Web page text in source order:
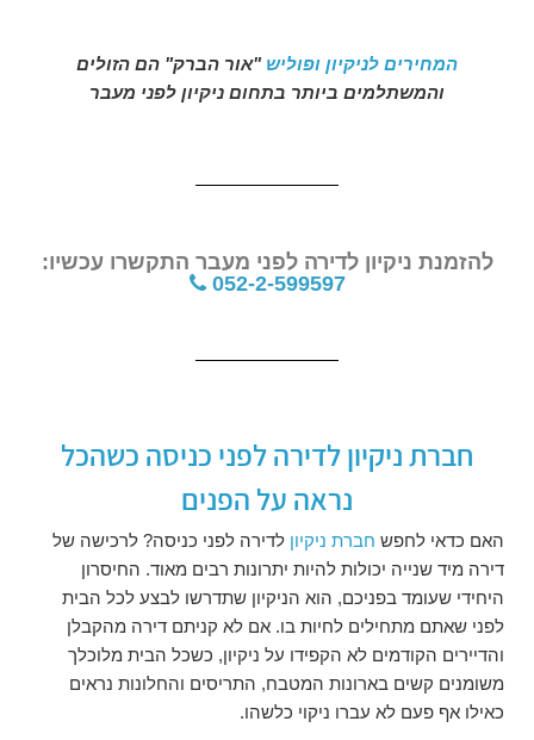
המחירים לניקיון ופוליש "אור הברק" הם הזולים
והמשתלמים ביותר בתחום ניקיון לפני מעבר
להזמנת ניקיון לדירה לפני מעבר התקשרו עכשיו:
052-2-599597
חברת ניקיון לדירה לפני כניסה כשהכל
נראה על הפנים
האם כדאי לחפש חברת ניקיון לדירה לפני כניסה? לרכישה של
דירה מיד שנייה יכולות להיות יתרונות רבים מאוד. החיסרון
היחידי שעומד בפניכם, הוא הניקיון שתדרשו לבצע לכל הבית
לפני שאתם מתחילים לחיות בו. אם לא קניתם דירה מהקבלן
והדיירים הקודמים לא הקפידו על ניקיון, כשכל הבית מלוכלך
משומנים קשים בארונות המטבח, התריסים והחלונות נראים
כאילו אף פעם לא עברו ניקוי כלשהו.